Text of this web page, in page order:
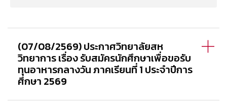
(07/08/2569) ประกาศวิทยาลัยสห
วิทยาการ เรื่อง รับสมัครนักศึกษาเพื่อขอรับ
ทุนอาหารกลางวัน ภาคเรียนที่ 1 ประจำปีการ
ศึกษา 2569